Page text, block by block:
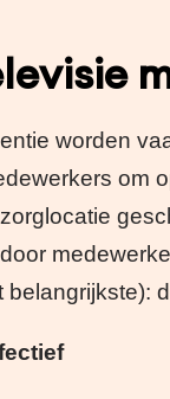
worden
om
belangrijkste):